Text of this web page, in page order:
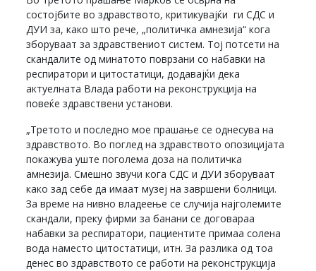
состојбите во здравството, критикувајќи ги СДС и
ДУИ за, како што рече, „политичка амнезија“ кога
зборуваат за здравствениот систем. Тој потсети на
скандалите од минатото поврзани со набавки на
респиратори и цитостатици, додавајќи дека
актуелната Влада работи на реконструкција на
повеќе здравствени установи.
„Третото и последно мое прашање се однесува на
здравството. Во поглед на здравството опозицијата
покажува уште поголема доза на политичка
амнезија. Смешно звучи кога СДС и ДУИ зборуваат
како зад себе да имаат музеј на завршени болници.
За време на нивно владеење се случија најголемите
скандали, преку фирми за банани се договараа
набавки за респиратори, пациентите примаа солена
вода наместо цитостатици, итн. За разлика од тоа
денес во здравството се работи на реконструкција